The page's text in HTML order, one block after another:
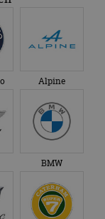
Caterham
Dacia
Ferrari